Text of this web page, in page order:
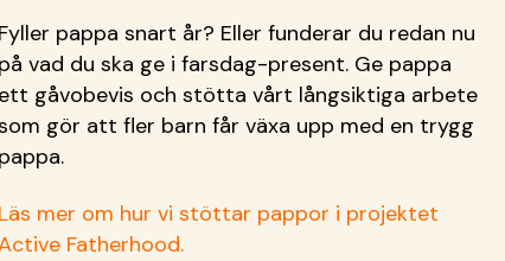
Fyller pappa snart år? Eller funderar du redan nu
på vad du ska ge i farsdag-present. Ge pappa
ett gåvobevis och stötta vårt långsiktiga arbete
gör att fler barn får växa upp med en trygg
pappa.
Läs mer om hur vi stöttar pappor i projektet
Fatherhood.